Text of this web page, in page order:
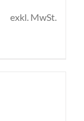
exkl. MwSt.